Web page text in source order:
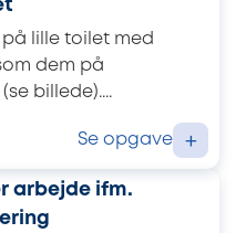
lille toilet med
dem på
billede)....
Se opgave +
arbejde ifm.